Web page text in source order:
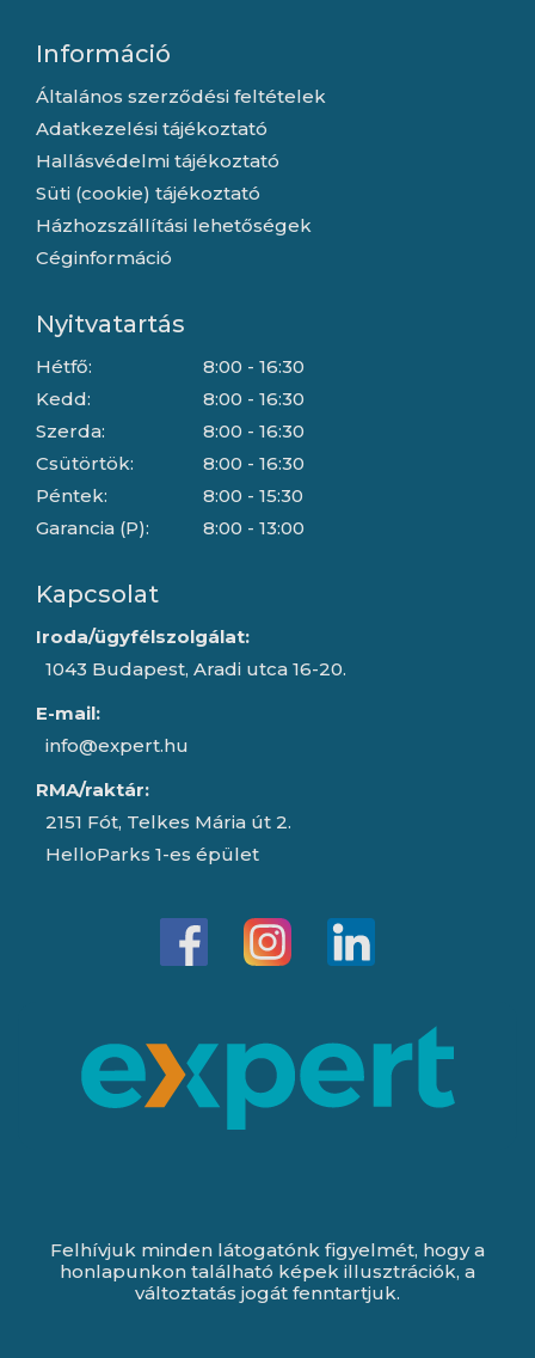
Információ
Általános szerződési feltételek
Adatkezelési tájékoztató
Hallásvédelmi tájékoztató
Süti (cookie) tájékoztató
Házhozszállítási lehetőségek
Céginformáció
Nyitvatartás
Hétfő:
Kedd:
Szerda:
Csütörtök:
Péntek:
Garancia (P):
8:00 - 16:30
8:00 - 16:30
8:00 - 16:30
8:00 - 16:30
8:00 - 15:30
8:00 - 13:00
Kapcsolat
Iroda/ügyfélszolgálat:
1043 Budapest, Aradi utca 16-20.
E-mail:
info@expert.hu
RMA/raktár:
2151 Fót, Telkes Mária út 2.
HelloParks 1-es épület
Felhívjuk minden látogatónk figyelmét, hogy a
honlapunkon található képek illusztrációk, a
változtatás jogát fenntartjuk.